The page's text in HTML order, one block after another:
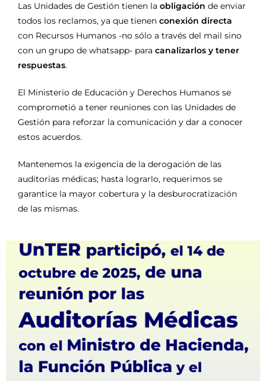
Las Unidades de Gestión tienen la obligación de enviar
todos los reclamos, ya que tienen conexión directa
con Recursos Humanos -no sólo a través del mail sino
con un grupo de whatsapp- para canalizarlos y tener
respuestas.
El Ministerio de Educación y Derechos Humanos se
comprometió a tener reuniones con las Unidades de
Gestión para reforzar la comunicación y dar a conocer
estos acuerdos.
Mantenemos la exigencia de la derogación de las
auditorias médicas; hasta lograrlo, requerimos se
garantice la mayor cobertura y la desburocratización
de las mismas.